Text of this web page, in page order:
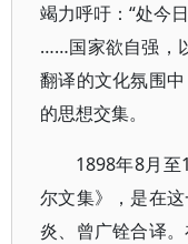
竭力呼吁：“处今
……国家欲自强，
翻译的文化氛围
的思想交集。
1898年8月至
尔文集》，是在
炎、曾广铨合译